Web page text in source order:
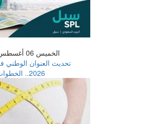
الخميس 06 أغسطس 2026 10:58 مساءً
تحديث العنوان الوطني
2026.. الخطوات والشروط وأهم الأسئلة